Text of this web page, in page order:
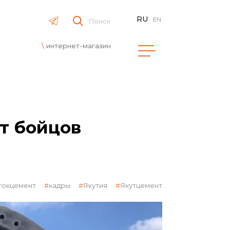
Поиск
интернет-магазин
RU EN
бойцов
кадры Якутия Якутцемент